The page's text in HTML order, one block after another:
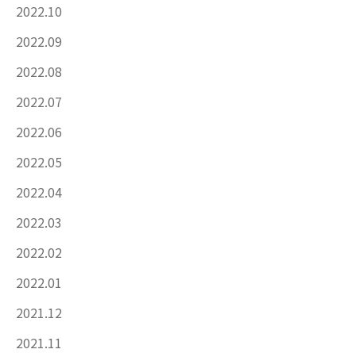
2022.10
2022.09
2022.08
2022.07
2022.06
2022.05
2022.04
2022.03
2022.02
2022.01
2021.12
2021.11